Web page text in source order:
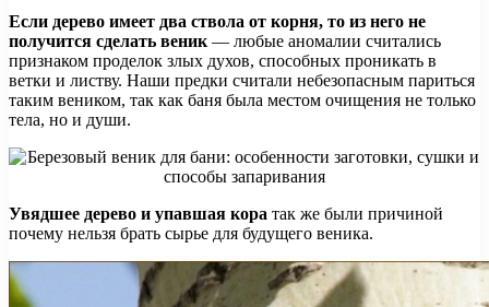
Если дерево имеет два ствола от корня, то из него не
получится сделать веник — любые аномалии считались
признаком проделок злых духов, способных проникать в
ветки и листву. Наши предки считали небезопасным париться
таким веником, так как баня была местом очищения не только
тела, но и души.
Увядшее дерево и упавшая кора так же были причиной
почему нельзя брать сырье для будущего веника.